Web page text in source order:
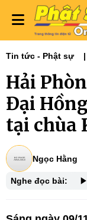
Tin tức - Phật sự
Hải
Đại
tại chùa
Ngọc Hằng
Nghe đọc bài: